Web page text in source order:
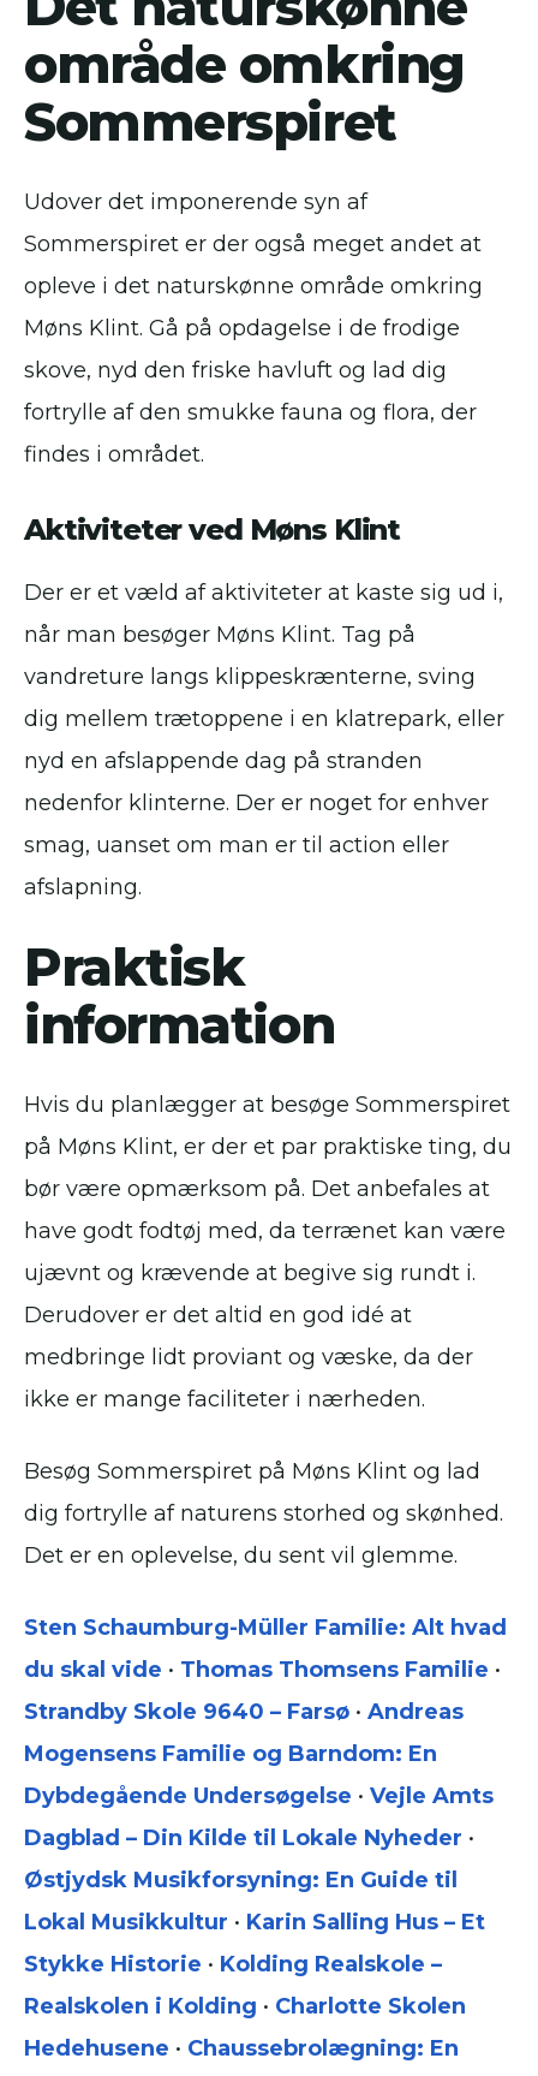
område omkring
Sommerspiret
Udover det imponerende syn af
Sommerspiret er der også meget andet at
opleve i det naturskønne område omkring
Møns Klint. Gå på opdagelse i de frodige
skove, nyd den friske havluft og lad dig
fortrylle af den smukke fauna og flora, der
findes i området.
Aktiviteter ved Møns Klint
Der er et væld af aktiviteter at kaste sig ud i,
når man besøger Møns Klint. Tag på
vandreture langs klippeskrænterne, sving
dig mellem trætoppene i en klatrepark, eller
nyd en afslappende dag på stranden
nedenfor klinterne. Der er noget for enhver
smag, uanset om man er til action eller
afslapning.
Praktisk
information
Hvis du planlægger at besøge Sommerspiret
på Møns Klint, er der et par praktiske ting, du
bør være opmærksom på. Det anbefales at
have godt fodtøj med, da terrænet kan være
ujævnt og krævende at begive sig rundt i.
Derudover er det altid en god idé at
medbringe lidt proviant og væske, da der
ikke er mange faciliteter i nærheden.
Besøg Sommerspiret på Møns Klint og lad
dig fortrylle af naturens storhed og skønhed.
Det er en oplevelse, du sent vil glemme.
Sten Schaumburg-Müller Familie: Alt hvad
du skal vide • Thomas Thomsens Familie •
Strandby Skole 9640 – Farsø • Andreas
Mogensens Familie og Barndom: En
Dybdegående Undersøgelse • Vejle Amts
Dagblad – Din Kilde til Lokale Nyheder •
Østjydsk Musikforsyning: En Guide til
Lokal Musikkultur • Karin Salling Hus – Et
Stykke Historie • Kolding Realskole –
Realskolen i Kolding • Charlotte Skolen
Hedehusene • Chaussebrolægning: En